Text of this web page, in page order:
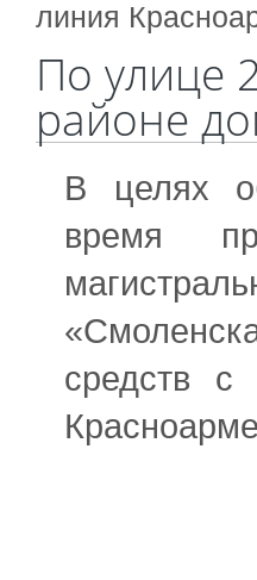
линия
По улице
районе
В целях
время
средств